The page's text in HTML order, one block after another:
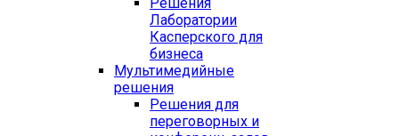
Лаборатории
Касперского для
бизнеса
Мультимедийные
решения
Решения для
переговорных и